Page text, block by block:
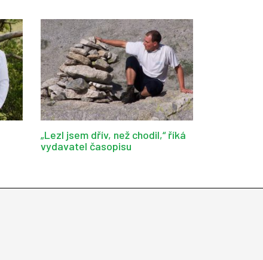
„Lezl jsem dřív, než chodil,“ říká
vydavatel časopisu